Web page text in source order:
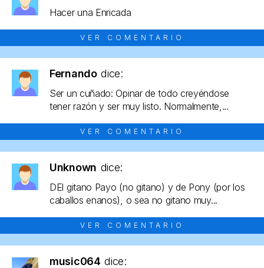
Hacer una Enricada
VER COMENTARIO
Fernando dice:
Ser un cuñado: Opinar de todo creyéndose
tener razón y ser muy listo. Normalmente,...
VER COMENTARIO
Unknown dice:
DEl gitano Payo (no gitano) y de Pony (por los
caballos enanos), o sea no gitano muy...
VER COMENTARIO
music064 dice: